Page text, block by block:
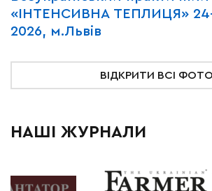
«ІНТЕНСИВНА ТЕПЛИЦЯ»
2026, м.Львів
ВІДКРИТИ ВСІ ФОТО
НАШІ ЖУРНАЛИ